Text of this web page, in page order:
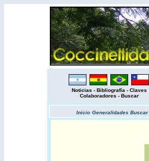
Noticias - Bibliografía - Claves
Colaboradores - Buscar
Inicio Generalidades Buscar